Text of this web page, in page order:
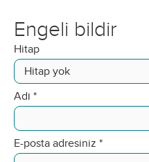
Engeli bildir
Hitap
Adı *
E-posta adresiniz *